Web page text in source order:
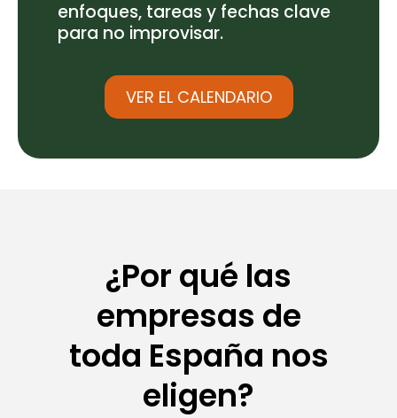
enfoques, tareas y fechas clave
para no improvisar.
VER EL CALENDARIO
¿Por qué las
empresas de
toda España nos
eligen?